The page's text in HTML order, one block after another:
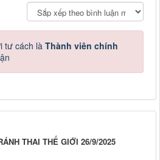
tư cách là Thành viên chính
THAI THẾ GIỚI 26/9/2025